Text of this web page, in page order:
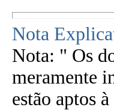
Nota
Nota: " Os
meramente
estão aptos